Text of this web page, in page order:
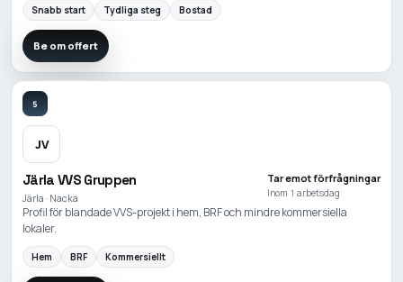
Snabb start Tydliga steg Bostad
Be om offert
5
JV
Järla VVS Gruppen
Järla · Nacka
Tar emot förfrågningar
Inom 1 arbetsdag
Profil för blandade VVS-projekt i hem, BRF och mindre kommersiella
lokaler.
Hem BRF Kommersiellt